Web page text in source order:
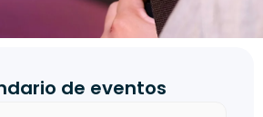
de eventos